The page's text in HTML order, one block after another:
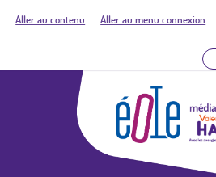
Aller au contenu Aller au menu connexion